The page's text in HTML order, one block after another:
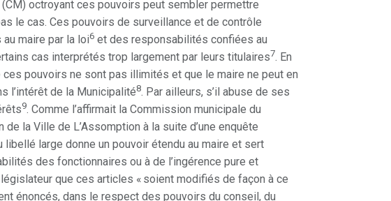
octroyant ces pouvoirs peut sembler permettre
le cas. Ces pouvoirs de surveillance et de contrôle
maire par la loi6 et des responsabilités confiées au
cas interprétés trop largement par leurs titulaires7. En
pouvoirs ne sont pas illimités et que le maire ne peut en
l’intérêt de la Municipalité8. Par ailleurs, s’il abuse de ses
9. Comme l’affirmait la Commission municipale du
la Ville de L’Assomption à la suite d’une enquête
libellé large donne un pouvoir étendu au maire et sert
des fonctionnaires ou à de l’ingérence pure et
que ces articles « soient modifiés de façon à ce
énoncés, dans le respect des pouvoirs du conseil, du